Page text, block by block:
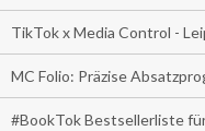
TikTok x Media Control -
MC Folio: Präzise
#BookTok Bestsellerliste